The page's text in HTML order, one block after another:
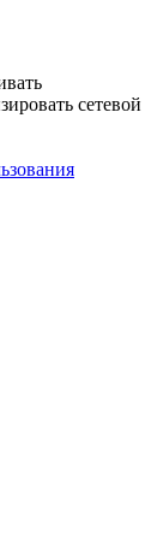
сетевой